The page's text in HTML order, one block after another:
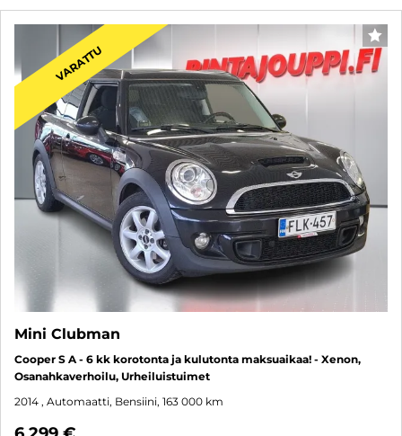
VARATTU
Mini Clubman
Cooper S A - 6 kk korotonta ja kulutonta maksuaikaa! - Xenon,
Osanahkaverhoilu, Urheiluistuimet
2014 , Automaatti, Bensiini, 163 000 km